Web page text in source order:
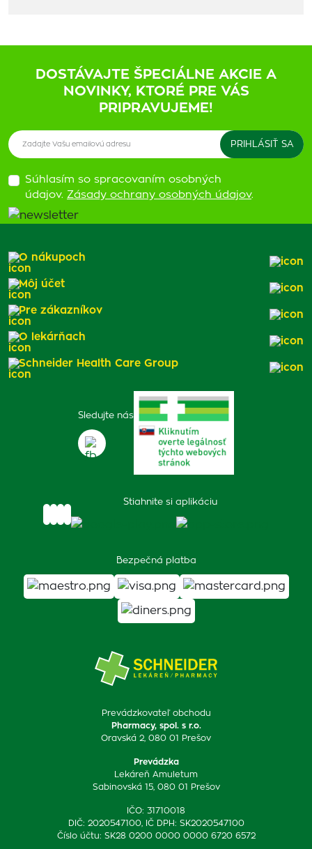
DOSTÁVAJTE ŠPECIÁLNE AKCIE A
NOVINKY, KTORÉ PRE VÁS
PRIPRAVUJEME!
Súhlasím so spracovaním osobných
údajov. Zásady ochrany osobných údajov.
Prevádzkovateľ obchodu
Pharmacy, spol. s r.o.
Oravská 2, 080 01 Prešov
Prevádzka
Lekáreň Amuletum
Sabinovská 15, 080 01 Prešov
IČO: 31710018
DIČ: 2020547100, IČ DPH: SK2020547100
Číslo účtu: SK28 0200 0000 0000 6720 6572
Sledujte nás
Stiahnite si aplikáciu
Bezpečná platba
O nákupoch
Môj účet
Pre zákazníkov
O lekárňach
Schneider Health Care Group